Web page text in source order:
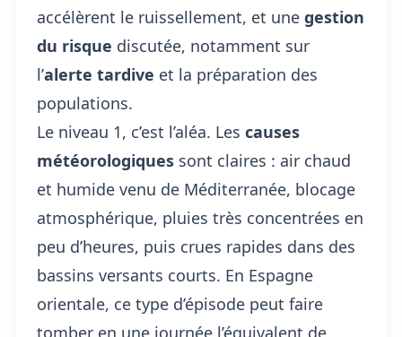
accélèrent le ruissellement, et une gestion
du risque discutée, notamment sur
l’alerte tardive et la préparation des
populations.
Le niveau 1, c’est l’aléa. Les causes
météorologiques sont claires : air chaud
et humide venu de Méditerranée, blocage
atmosphérique, pluies très concentrées en
peu d’heures, puis crues rapides dans des
bassins versants courts. En Espagne
orientale, ce type d’épisode peut faire
tomber en une journée l’équivalent de